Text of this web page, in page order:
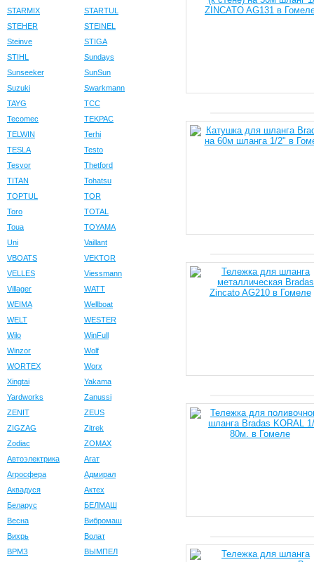
STARMIX
STARTUL
STEHER
STEINEL
Steinve
STIGA
STIHL
Sundays
Sunseeker
SunSun
Suzuki
Swarkmann
TAYG
TCC
Tecomec
TEKPAC
TELWIN
Terhi
TESLA
Testo
Tesvor
Thetford
TITAN
Tohatsu
TOPTUL
TOR
Toro
TOTAL
Toua
TOYAMA
Uni
Vaillant
VBOATS
VEKTOR
VELLES
Viessmann
Villager
WATT
WEIMA
Wellboat
WELT
WESTER
Wilo
WinFull
Winzor
Wolf
WORTEX
Worx
Xingtai
Yakama
Yardworks
Zanussi
ZENIT
ZEUS
ZIGZAG
Zitrek
Zodiac
ZOMAX
Автоэлектрика
Агат
Агросфера
Адмирал
Аквадуся
Актех
Беларус
БЕЛМАШ
Весна
Вибромаш
Вихрь
Волат
ВРМЗ
ВЫМПЕЛ